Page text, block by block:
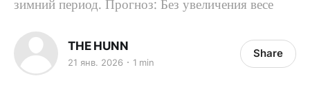
зимний период. Прогноз: Без увеличения весе
THE HUNN
21 янв. 2026 1 min
Share